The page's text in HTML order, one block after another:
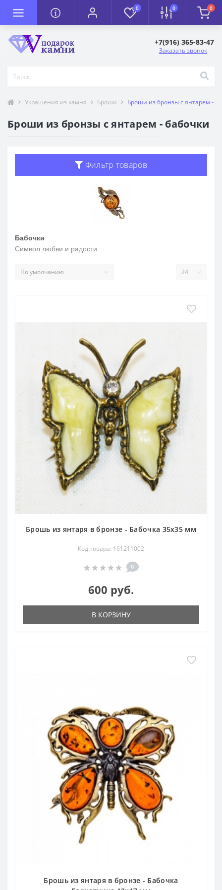
0 0 0
+7(916) 365-83-47
Заказать звонок
Украшения из камня Броши Броши из бронзы с янтарем -
Броши из бронзы с янтарем - бабочки
Фильтр товаров
Бабочки
Символ любви и радости
Брошь из янтаря в бронзе - Бабочка 35х35 мм
Код товара: 161211002
0
600 руб.
В КОРЗИНУ
Брошь из янтаря в бронзе - Бабочка